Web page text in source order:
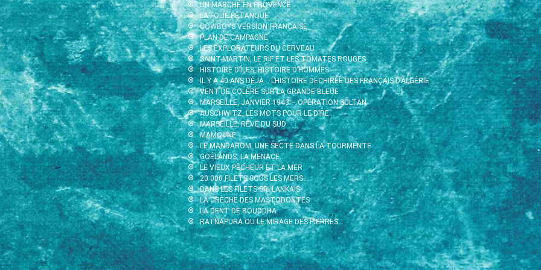
UN MARCHÉ EN PROVENCE
LA FOLIE PÉTANQUE
COWBOYS VERSION FRANÇAISE
PLAN DE CAMPAGNE
LES EXPLORATEURS DU CERVEAU
SAINT-MARTIN, LE RIF ET LES TOMATES ROUGES
HISTOIRE D’ÎLES, HISTOIRE D’HOMMES
IL Y A 40 ANS DÉJÀ… L’HISTOIRE DÉCHIRÉE DES FRANÇAIS D’ALGÉRIE
VENT DE COLÈRE SUR LA GRANDE BLEUE
MARSEILLE, JANVIER 1943 – OPÉRATION SULTAN
AUSCHWITZ, LES MOTS POUR LE DIRE…
MARSEILLE, RÊVE DU SUD
MAMOUNE
LE MANDAROM, UNE SECTE DANS LA TOURMENTE
GOÉLANDS, LA MENACE…
LE VIEUX PÊCHEUR ET LA MER
20 000 FILETS SOUS LES MERS…
DANS LES FILETS SRI LANKAIS
LA CRÈCHE DES MASTODONTES
LA DENT DE BOUDDHA
RATNAPURA OU LE MIRAGE DES PIERRES…